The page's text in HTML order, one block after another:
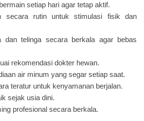
setiap hari agar tetap aktif.
secara rutin untuk stimulasi fisik dan
dan telinga secara berkala agar bebas
rekomendasi dokter hewan.
air minum yang segar setiap saat.
teratur untuk kenyamanan berjalan.
sejak usia dini.
profesional secara berkala.